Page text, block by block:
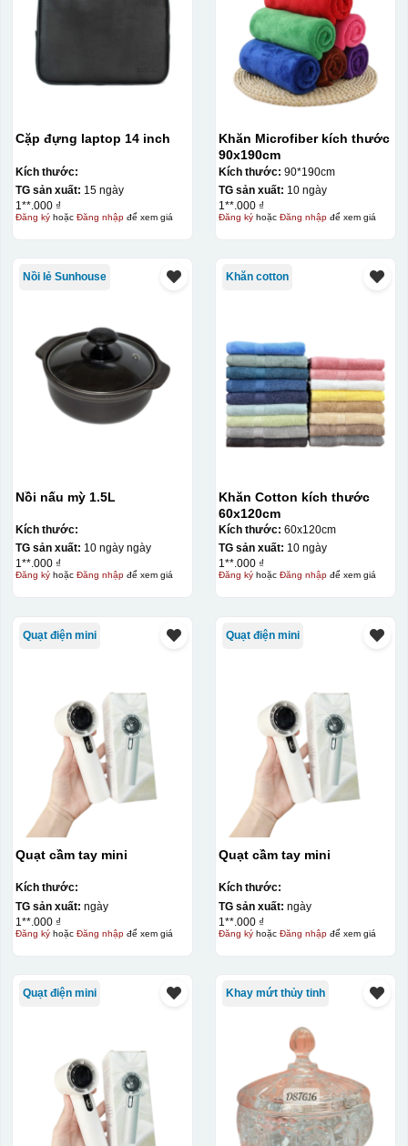
Bước 1: Tạo khuôn in để tạo ra Decal Bước 2: Dán
decal lên gốm sứ Bước 3: Cho vào lò nung ở nhiệt độ
700-800 độ C
Bước 1: Tạo ra DECALĐể tạo ra decal
trước khi dán nó lên gốm sứ, xưởng in sẽ in lên 1 loại
Cặp đựng laptop 14 inch
Kích thước:
TG sản xuất: 15 ngày
1**.000 ₫
Đăng kýhoặc Đăng nhậpđể xem giá
Khăn Microfiber kích thước
90x190cm
Kích thước: 90*190cm
TG sản xuất: 10 ngày
1**.000 ₫
Đăng kýhoặc Đăng nhậpđể xem giá
Nồi lẻ Sunhouse
Nồi nấu mỳ 1.5L
Kích thước:
TG sản xuất: 10 ngày ngày
1**.000 ₫
Đăng kýhoặc Đăng nhậpđể xem giá
Khăn cotton
Khăn Cotton kích thước
60x120cm
Kích thước: 60x120cm
TG sản xuất: 10 ngày
1**.000 ₫
Đăng kýhoặc Đăng nhậpđể xem giá
Quạt điện mini
Quạt cầm tay mini
Kích thước:
TG sản xuất: ngày
1**.000 ₫
Đăng kýhoặc Đăng nhậpđể xem giá
Quạt điện mini
Quạt cầm tay mini
Kích thước:
TG sản xuất: ngày
1**.000 ₫
Đăng kýhoặc Đăng nhậpđể xem giá
Quạt điện mini Khay mứt thủy tinh